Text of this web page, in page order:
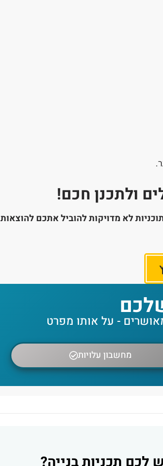
ולתכנן חכם!
לא מדויקות להוביל אתכם להוצאות
מחשבון עלויות